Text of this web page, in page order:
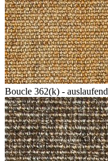
Boucle 362(k) - auslaufend